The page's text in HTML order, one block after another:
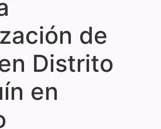
de
Distrito
en